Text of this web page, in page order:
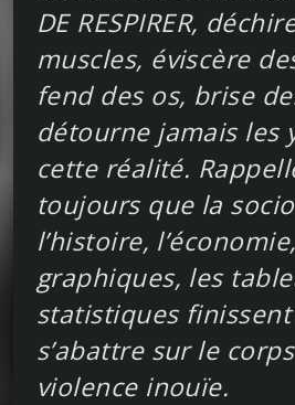
DE RESPIRER,
muscles, éviscère
fend des os, brise
détourne jamais les
cette réalité.
toujours que la
l’histoire,
graphiques, les
statistiques
s’abattre sur le
violence inouïe.